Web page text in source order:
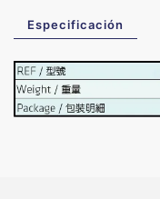
Especificación